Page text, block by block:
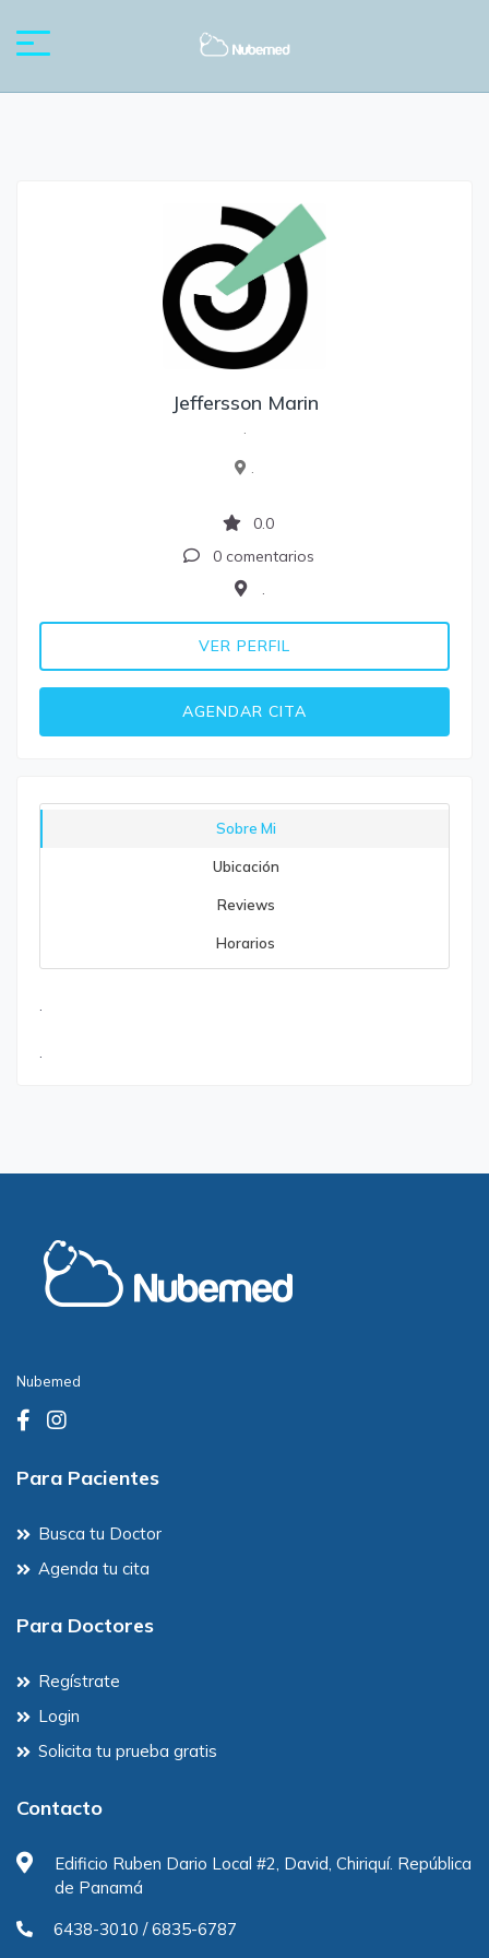
Jeffersson Marin
.
.
0.0
0 comentarios
.
VER PERFIL
AGENDAR CITA
Sobre Mi
Ubicación
Reviews
Horarios
Nubemed
Para Pacientes
Busca tu Doctor
Agenda tu cita
Para Doctores
Regístrate
Login
Solicita tu prueba gratis
Contacto
Edificio Ruben Dario Local #2, David, Chiriquí. República
de Panamá
6438-3010 / 6835-6787